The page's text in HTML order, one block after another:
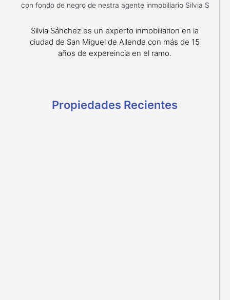
Silvia Sánchez es un experto inmobiliarion en la
ciudad de San Miguel de Allende con más de 15
años de expereincia en el ramo.
Propiedades Recientes